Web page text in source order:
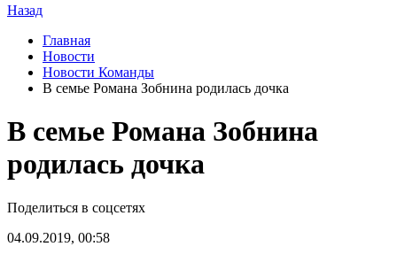
Назад
Главная
Новости
Новости Команды
В семье Романа Зобнина родилась дочка
В семье Романа Зобнина
родилась дочка
Поделиться в соцсетях
04.09.2019, 00:58